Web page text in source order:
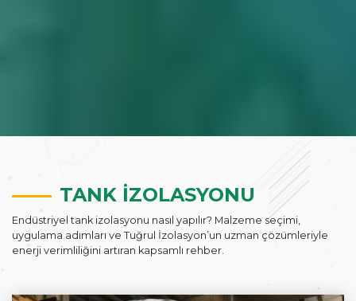
TANK İZOLASYONU
Endüstriyel tank izolasyonu nasıl yapılır? Malzeme seçimi,
uygulama adımları ve Tuğrul İzolasyon’un uzman çözümleriyle
enerji verimliliğini artıran kapsamlı rehber.